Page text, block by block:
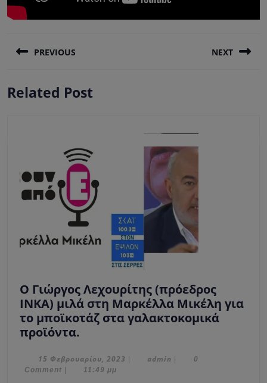
άρθρων
PREVIOUS
post:
NEXT
Related Post
Ο Γιώργος Λεχουρίτης (πρόεδρος
ΙΝΚΑ) μιλά στη Μαρκέλλα Μικέλη για
το μποϊκοτάζ στα γαλακτοκομικά
προϊόντα.
Λεχουρίτης
(πρόεδρος
15 Φεβρουαρίου, 2023 15| admin admin
|
0
Comment | 11:49 μμ